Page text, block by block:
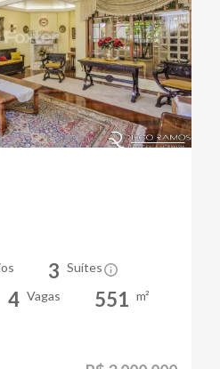
3 Suítes
4 Vagas 551 m²